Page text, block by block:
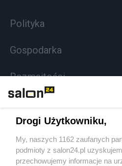
Polityka
Gospodarka
Rozmaitości
Sport
Społeczeństwo
Drogi Użytkowniku,
My, naszych 1162 zaufanych
podmioty z salon24.pl
przechowujemy informacje na